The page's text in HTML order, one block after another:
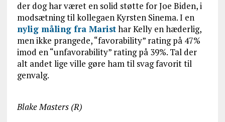
der dog har været en solid støtte for Joe Biden, i
modsætning til kollegaen Kyrsten Sinema. I en
nylig måling fra Maristhar Kelly en hæderlig,
men ikke prangede, “favorability” rating på 47%
imod en “unfavorability” rating på 39%. Tal der
alt andet lige ville gøre ham til svag favorit til
genvalg.
Blake Masters (R)